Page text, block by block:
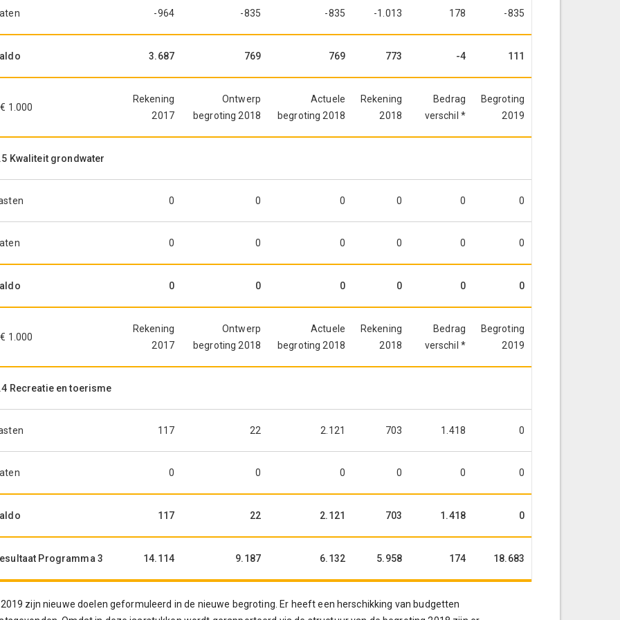
-964 -835 -835 -1.013 178 -835
3.687 769 769 773 -4 111
1.000
Rekening
2017
Ontwerp
begroting 2018
Actuele
begroting 2018
Rekening
2018
Bedrag
verschil *
Begroting
2019
Kwaliteit grondwater
0 0 0 0 0 0
0 0 0 0 0 0
0 0 0 0 0 0
1.000
Rekening
2017
Ontwerp
begroting 2018
Actuele
begroting 2018
Rekening
2018
Bedrag
verschil *
Begroting
2019
Recreatie en toerisme
117 22 2.121 703 1.418 0
0 0 0 0 0 0
117 22 2.121 703 1.418 0
Programma 3 14.114 9.187 6.132 5.958 174 18.683
zijn nieuwe doelen geformuleerd in de nieuwe begroting. Er heeft een herschikking van budgetten